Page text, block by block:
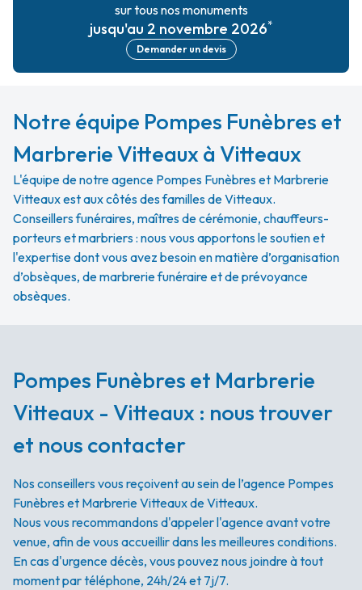
sur tous nos monuments
jusqu'au 2 novembre 2026*
Demander un devis
Notre équipe Pompes Funèbres et
Marbrerie Vitteaux à Vitteaux
L'équipe de notre agence Pompes Funèbres et Marbrerie
Vitteaux est aux côtés des familles de Vitteaux.
Conseillers funéraires, maîtres de cérémonie, chauffeurs-
porteurs et marbriers : nous vous apportons le soutien et
l'expertise dont vous avez besoin en matière d’organisation
d’obsèques, de marbrerie funéraire et de prévoyance
obsèques.
Pompes Funèbres et Marbrerie
Vitteaux - Vitteaux : nous trouver
et nous contacter
Nos conseillers vous reçoivent au sein de l’agence Pompes
Funèbres et Marbrerie Vitteaux de Vitteaux.
Nous vous recommandons d'appeler l'agence avant votre
venue, afin de vous accueillir dans les meilleures conditions.
En cas d'urgence décès, vous pouvez nous joindre à tout
moment par téléphone, 24h/24 et 7j/7.